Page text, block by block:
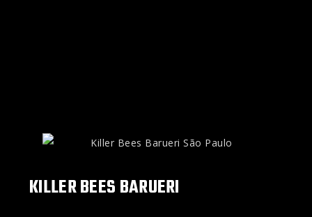
KILLER BEES BARUERI